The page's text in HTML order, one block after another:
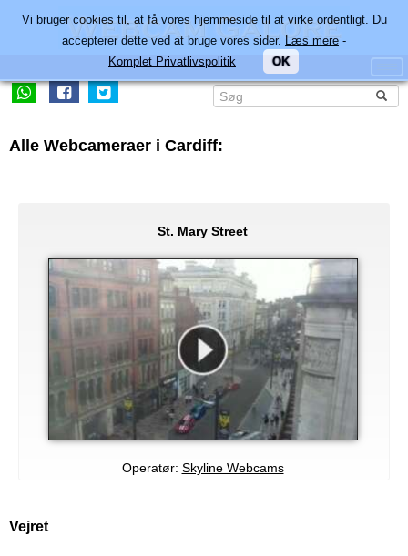
Alle Webcameraer i Cardiff:
St. Mary Street
Operatør: Skyline Webcams
Vejret
Vi bruger cookies til, at få vores hjemmeside til at virke ordentligt. Du
accepterer dette ved at bruge vores sider. Læs mere -
Komplet Privatlivspolitik
OK